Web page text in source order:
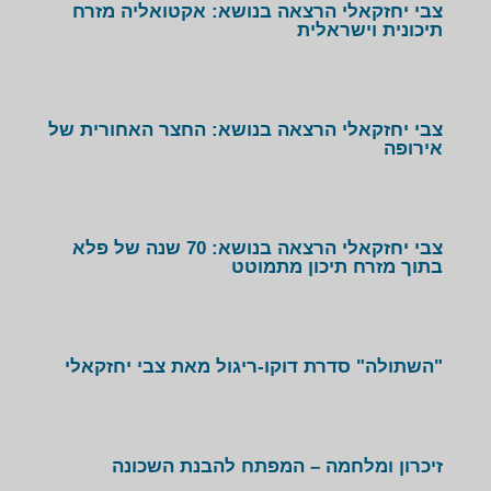
את הקריירה העיתונאית שלו החל כבר במהלך לימודיו.
את הדסק לענייני ערבים.
לשיחות עם אנשי אל קעידא ואת ראיונותיו האחרונים של
ערפאת קיים הוא. נבחר על ידי גלובס וידיעות אחרונות
בספטמבר 2012 עלתה לאוויר מיני סדרה שיצר צבי בשם
בלב אירופה הקלאסית, מקומות בהם כבר התפרץ זעם
צבי יחזקאלי הרצאה בנושא: אקטואליה מזרח
תיכונית וישראלית
צבי יחזקאלי הרצאה בנושא: החצר האחורית של
אירופה
צבי יחזקאלי הרצאה בנושא: 70 שנה של פלא
בתוך מזרח תיכון מתמוטט
"השתולה" סדרת דוקו-ריגול מאת צבי יחזקאלי
זיכרון ומלחמה – המפתח להבנת השכונה